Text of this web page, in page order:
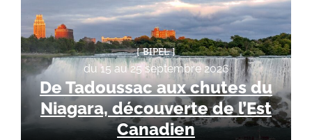
BIPEL
du 15 au 25 septembre 2026
De Tadoussac aux chutes du
Niagara, découverte de l’Est
Canadien